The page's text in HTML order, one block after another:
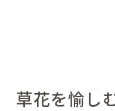
草花を愉し